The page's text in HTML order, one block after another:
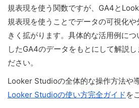
規表現を使う関数ですが、GA4と
規表現を使うことでデータの可視化
きく拡がります。具体的な活用例に
したGA4のデータをもとにして解説
ださい。
Looker Studioの全体的な操作方法や
Looker Studioの使い方完全ガイド を